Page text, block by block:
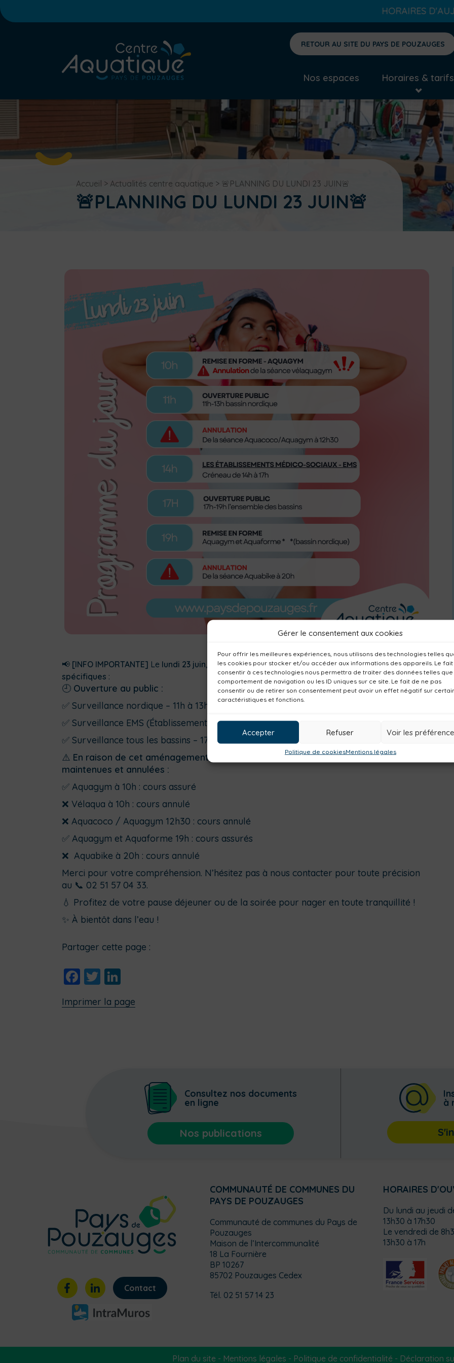
Gérer le consentement aux cookies
Pour offrir les meilleures expériences, nous utilisons des technologies telles
les cookies pour stocker et/ou accéder aux informations des appareils. Le fait
consentir à ces technologies nous permettra de traiter des données telles que
comportement de navigation ou les ID uniques sur ce site. Le fait de ne pas
consentir ou de retirer son consentement peut avoir un effet négatif sur
caractéristiques et fonctions.
Accepter Refuser Voir les
Politique de cookiesMentions légales
HORAIRES D'AUJOURD'HUI :
RETOUR AU SITE DU PAYS DE POUZAUGES
Nos espaces Horaires & tarifs
Accueil > Actualités centre aquatique > 🚨PLANNING DU LUNDI 23 JUIN🚨
🚨PLANNING DU LUNDI 23 JUIN🚨
📢 [INFO IMPORTANTE] Le lundi 23 juin, le centre aquatique fonctionnera selon deshoraires
spécifiques :
🕘 Ouverture au public :
✅ Surveillance nordique – 11h à 13h
✅ Surveillance EMS (Établissements Médico-sociaux) – 14h à17h
✅ Surveillance tous les bassins – 17h à 19h
⚠️ En raison de cet aménagement, certaines séances de remise en forme sont
maintenues et annulées :
✅ Aquagym à 10h : cours assuré
❌ Vélaqua à 10h : cours annulé
❌ Aquacoco / Aquagym 12h30 : cours annulé
✅ Aquagym et Aquaforme 19h : cours assurés
❌ Aquabike à 20h : cours annulé
Merci pour votre compréhension. N’hésitez pas à nous contacter pour toute précision
au 📞 02 51 57 04 33.
💧 Profitez de votre pause déjeuner ou de la soirée pour nager en toute tranquillité !
✨ À bientôt dans l’eau !
Partager cette page :
Facebook
Twitter
Imprimer la page
Consultez nos documents
en ligne
Nos publications
à
Contact
COMMUNAUTÉ DE COMMUNES DU
PAYS DE POUZAUGES
Communauté de communes du Pays de
Pouzauges
Maison de l’Intercommunalité
18 La Fournière
BP 10267
85702 Pouzauges Cedex
Tél. 02 51 57 14 23
HORAIRES
Du lundi au jeudi
13h30 à 17h30
Le vendredi de
13h30 à 17h
Plan du site - Mentions légales - Politique de confidentialité - Déclaration